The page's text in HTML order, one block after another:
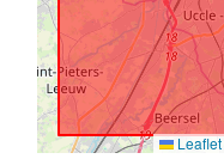
Leaflet